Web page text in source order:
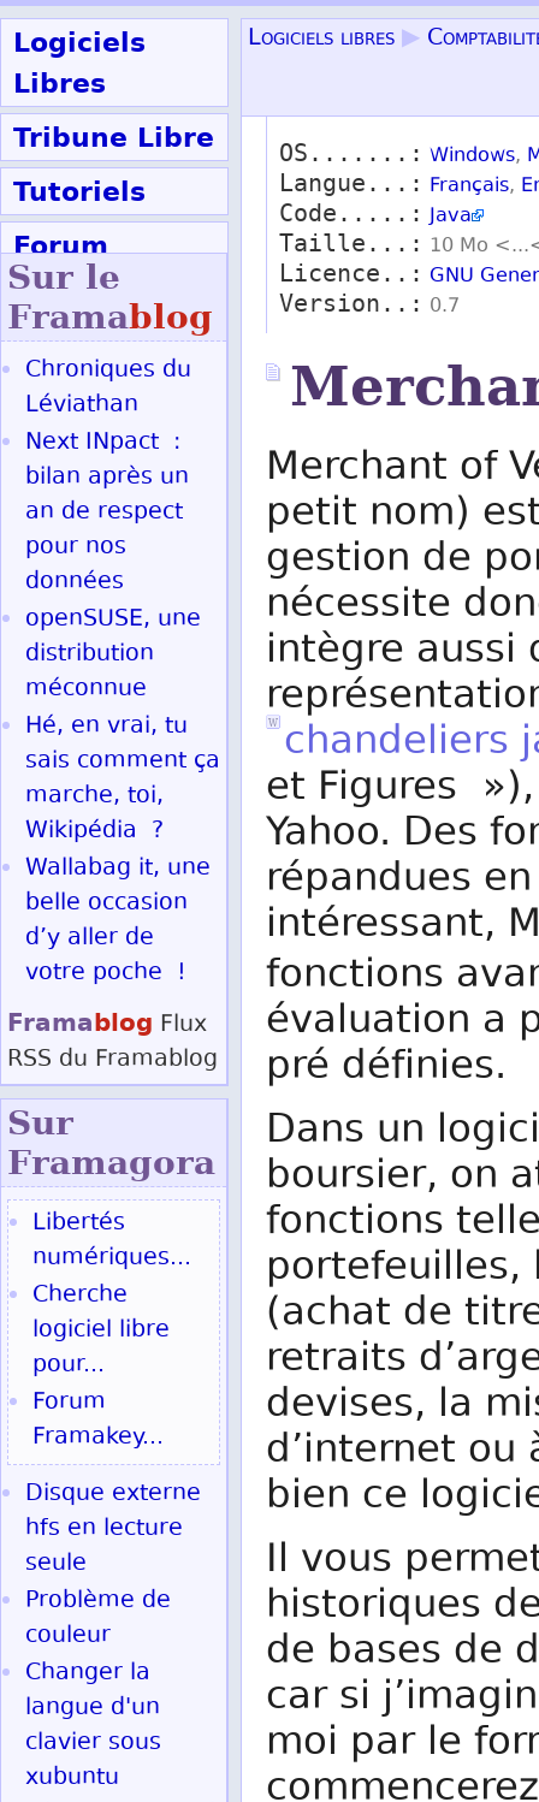
Logiciels
Libres
Tribune Libre
Tutoriels
Forum
Participer
Logiciels libres ▶
OS.......: Windows,
Langue...: Français,
Code.....: Java
Taille...: 10 Mo
Licence..: GNU
Version..: 0.7
Merchant of
petit nom)
gestion de
nécessite
intègre aussi
chandeliers
et Figures
Yahoo. Des
répandues
intéressant,
fonctions
évaluation a
pré définies.
Dans un
boursier, on
fonctions
portefeuilles,
(achat de
retraits
devises, la
d’internet
bien ce
Il vous
historiques
de bases de
car si
moi par le
Sur le
Framablog
Chroniques du
Léviathan
Next INpact :
bilan après un
an de respect
pour nos
données
openSUSE, une
distribution
méconnue
Hé, en vrai, tu
sais comment ça
marche, toi,
Wikipédia ?
Wallabag it, une
belle occasion
d’y aller de
votre poche !
Framablog Flux
RSS du Framablog
Sur
Framagora
Libertés
numériques...
Cherche
logiciel libre
pour...
Forum
Framakey...
Disque externe
hfs en lecture
seule
Problème de
couleur
Changer la
langue d'un
clavier sous
xubuntu